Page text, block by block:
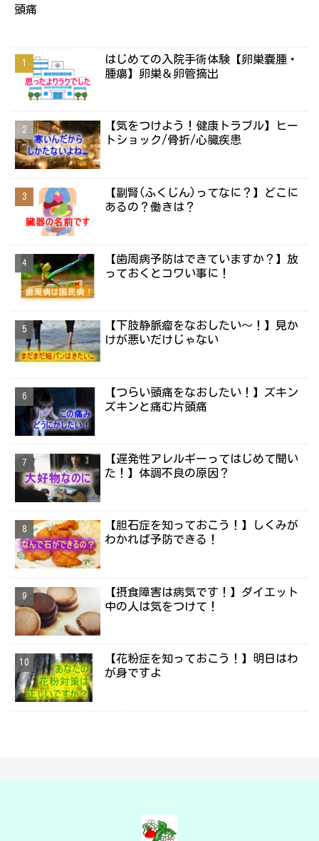
頭痛
はじめての入院手術体験【卵巣嚢腫・
腫瘍】卵巣＆卵管摘出
【気をつけよう！健康トラブル】ヒー
トショック/骨折/心臓疾患
【副腎(ふくじん)ってなに？】どこに
あるの？働きは？
【歯周病予防はできていますか？】放
っておくとコワい事に！
【下肢静脈瘤をなおしたい～！】見か
けが悪いだけじゃない
【つらい頭痛をなおしたい！】ズキン
ズキンと痛む片頭痛
【遅発性アレルギーってはじめて聞い
た！】体調不良の原因？
【胆石症を知っておこう！】しくみが
わかれば予防できる！
【摂食障害は病気です！】ダイエット
中の人は気をつけて！
【花粉症を知っておこう！】明日はわ
が身ですよ